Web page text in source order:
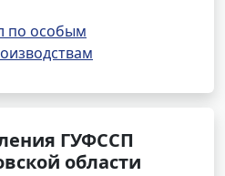
по особым
ГУФССП
области